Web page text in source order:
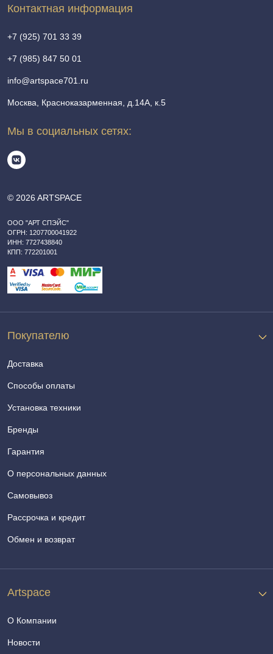
© 2026 ARTSPACE
ООО "АРТ СПЭЙС"
ОГРН: 1207700041922
ИНН: 7727438840
КПП: 772201001
Покупателю
Доставка
Способы оплаты
Установка техники
Бренды
Гарантия
О персональных данных
Самовывоз
Рассрочка и кредит
Обмен и возврат
Artspace
О Компании
Новости
Контактная информация
+7 (925) 701 33 39
+7 (985) 847 50 01
info@artspace701.ru
Москва, Красноказарменная, д.14А, к.5
Мы в социальных сетях: